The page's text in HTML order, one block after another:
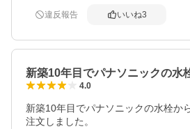
違反報告 いいね3
新築10年目でパナソニックの水
4.0
新築10年目でパナソニックの水栓か
注文しました。